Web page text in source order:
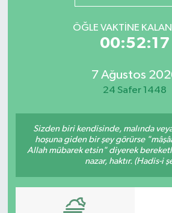
ÖĞLE VAKTINE KALAN
00:52:17
7 Ağustos
24 Safer 1448
Sizden biri kendisinde, malında
hoşuna giden bir şey görürse
Allah mübarek etsin" diyerek
nazar, haktır. (Hadis-i